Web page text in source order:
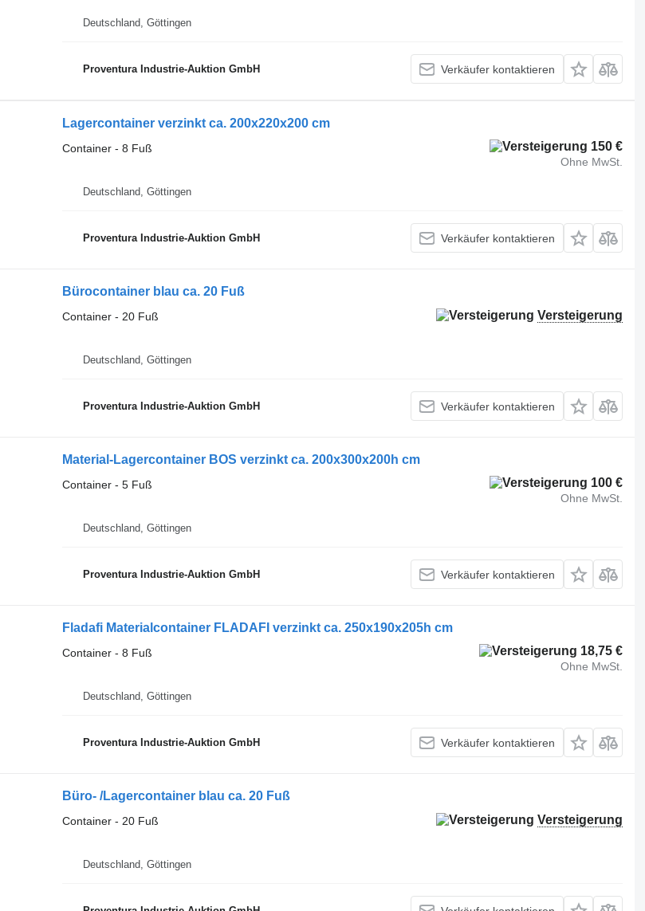
Deutschland, Göttingen
Proventura Industrie-Auktion GmbH Verkäufer kontaktieren
Lagercontainer verzinkt ca. 200x220x200 cm
150 €
Ohne MwSt.
Container - 8 Fuß
Deutschland, Göttingen
Proventura Industrie-Auktion GmbH Verkäufer kontaktieren
Bürocontainer blau ca. 20 Fuß
Versteigerung
Container - 20 Fuß
Deutschland, Göttingen
Proventura Industrie-Auktion GmbH Verkäufer kontaktieren
Material-Lagercontainer BOS verzinkt ca. 200x300x200h cm
100 €
Ohne MwSt.
Container - 5 Fuß
Deutschland, Göttingen
Proventura Industrie-Auktion GmbH Verkäufer kontaktieren
Fladafi Materialcontainer FLADAFI verzinkt ca. 250x190x205h cm
18,75 €
Ohne MwSt.
Container - 8 Fuß
Deutschland, Göttingen
Proventura Industrie-Auktion GmbH Verkäufer kontaktieren
Büro- /Lagercontainer blau ca. 20 Fuß
Versteigerung
Container - 20 Fuß
Deutschland, Göttingen